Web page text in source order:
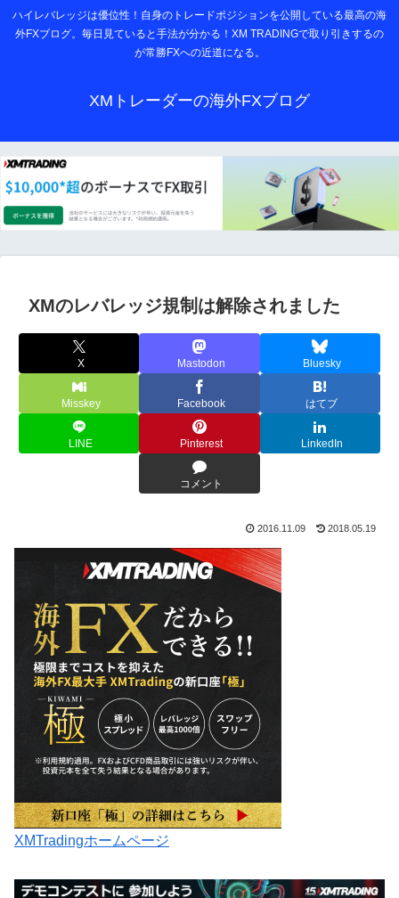
ハイレバレッジは優位性！自身のトレードポジションを公開している最高の海
外FXブログ。毎日見ていると手法が分かる！XM TRADINGで取り引きするの
が常勝FXへの近道になる。
XMトレーダーの海外FXブログ
XMのレバレッジ規制は解除されました
X Mastodon Bluesky
Misskey Facebook はてブ
LINE Pinterest LinkedIn
コメント
2016.11.09 2018.05.19
XMTradingホームページ